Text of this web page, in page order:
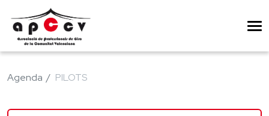
Agenda PILOTS